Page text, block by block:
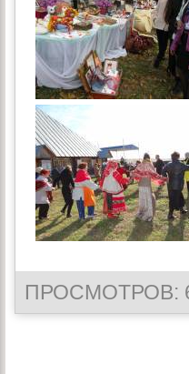
ПРОСМОТРОВ: